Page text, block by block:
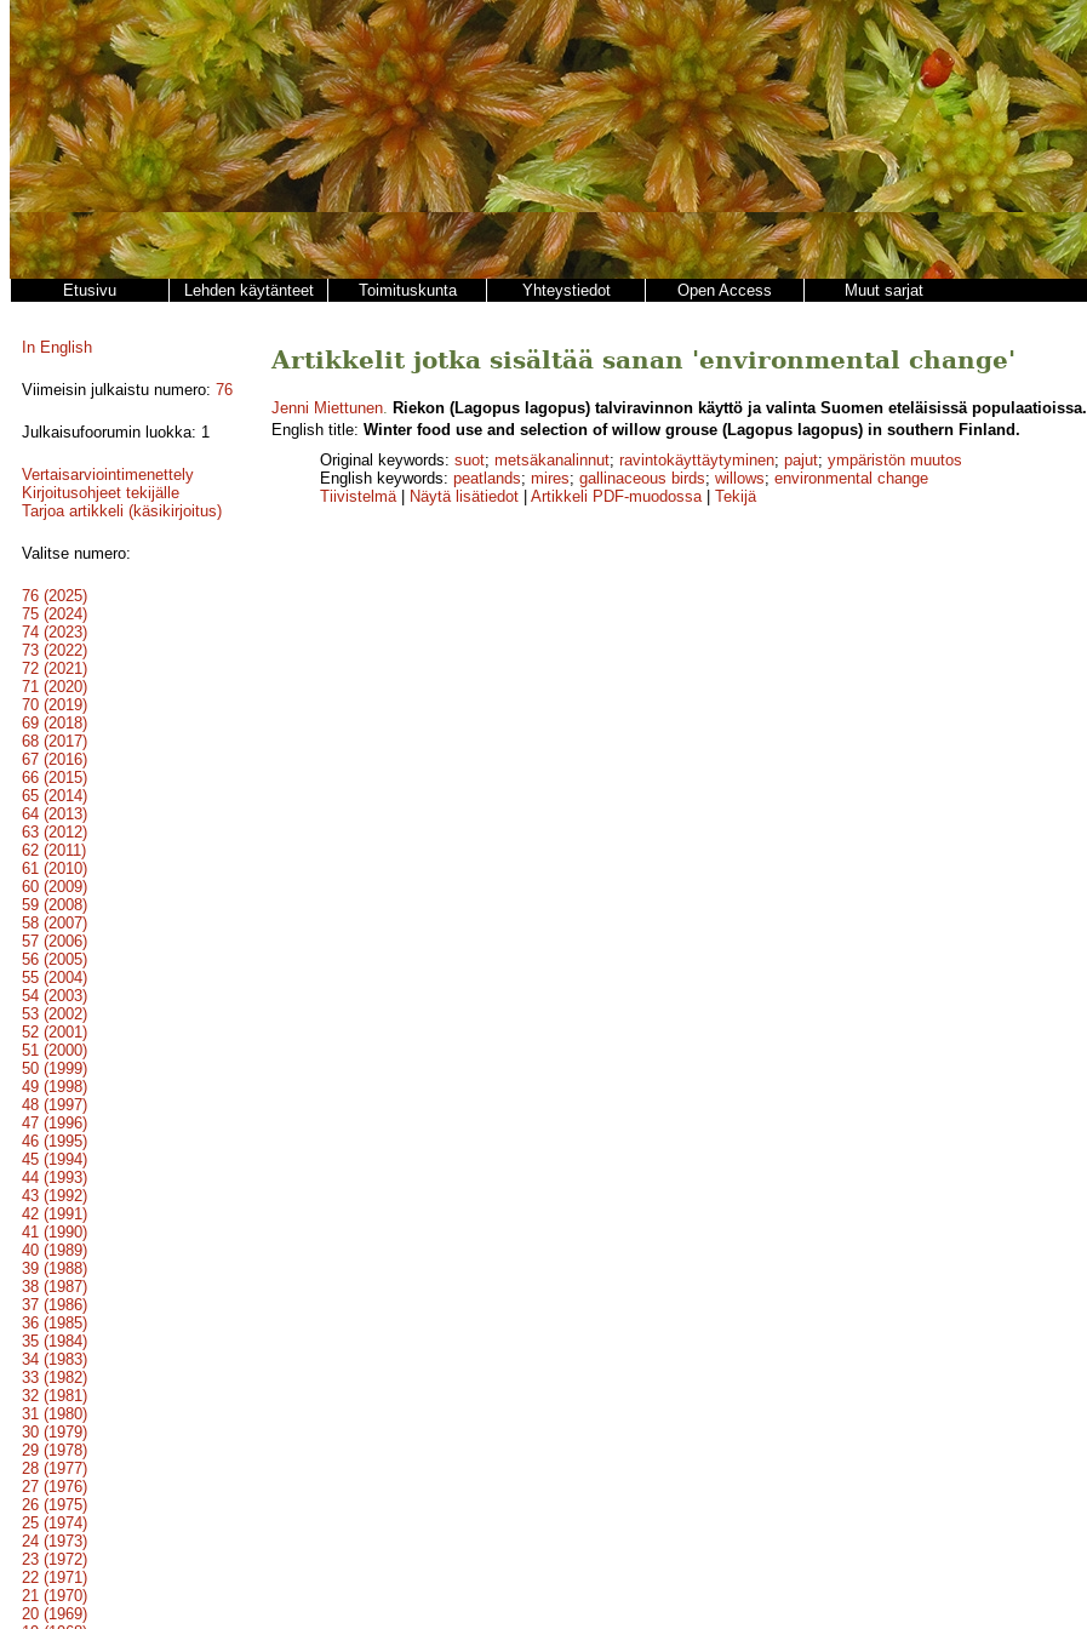
Etusivu Lehden käytänteet Toimituskunta Yhteystiedot Open Access Muut sarjat
In English
Viimeisin julkaistu numero: 76
Julkaisufoorumin luokka: 1
Vertaisarviointimenettely
Kirjoitusohjeet tekijälle
Tarjoa artikkeli (käsikirjoitus)
Valitse numero:
76 (2025)
75 (2024)
74 (2023)
73 (2022)
72 (2021)
71 (2020)
70 (2019)
69 (2018)
68 (2017)
67 (2016)
66 (2015)
65 (2014)
64 (2013)
63 (2012)
62 (2011)
61 (2010)
60 (2009)
59 (2008)
58 (2007)
57 (2006)
56 (2005)
55 (2004)
54 (2003)
53 (2002)
52 (2001)
51 (2000)
50 (1999)
49 (1998)
48 (1997)
47 (1996)
46 (1995)
45 (1994)
44 (1993)
43 (1992)
42 (1991)
41 (1990)
40 (1989)
39 (1988)
38 (1987)
37 (1986)
36 (1985)
35 (1984)
34 (1983)
33 (1982)
32 (1981)
31 (1980)
30 (1979)
29 (1978)
28 (1977)
27 (1976)
26 (1975)
25 (1974)
24 (1973)
23 (1972)
22 (1971)
21 (1970)
20 (1969)
Artikkelit jotka sisältää sanan 'environmental change'
Jenni Miettunen. Riekon (Lagopus lagopus) talviravinnon käyttö ja valinta Suomen eteläisissä populaatioissa.
English title: Winter food use and selection of willow grouse (Lagopus lagopus) in southern Finland.
Original keywords: suot; metsäkanalinnut; ravintokäyttäytyminen; pajut; ympäristön muutos
English keywords: peatlands; mires; gallinaceous birds; willows; environmental change
Tiivistelmä| Näytä lisätiedot Artikkeli PDF-muodossa| Tekijä